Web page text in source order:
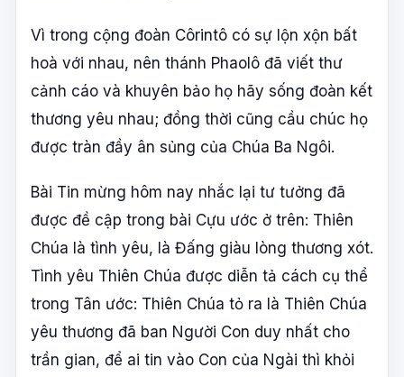
Vì trong cộng đoàn Côrintô có sự lộn xộn bất
hoà với nhau, nên thánh Phaolô đã viết thư
cảnh cáo và khuyên bảo họ hãy sống đoàn kết
thương yêu nhau; đồng thời cũng cầu chúc họ
được tràn đầy ân sủng của Chúa Ba Ngôi.
Bài Tin mừng hôm nay nhắc lại tư tưởng đã
được đề cập trong bài Cựu ước ở trên: Thiên
Chúa là tình yêu, là Đấng giàu lòng thương xót.
Tình yêu Thiên Chúa được diễn tả cách cụ thể
trong Tân ước: Thiên Chúa tỏ ra là Thiên Chúa
yêu thương đã ban Người Con duy nhất cho
trần gian, để ai tin vào Con của Ngài thì khỏi